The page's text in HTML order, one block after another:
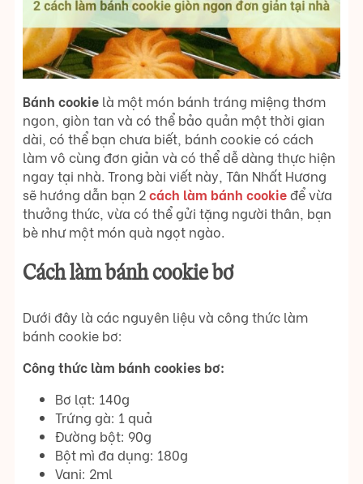
Bánh cookie là một món bánh tráng miệng thơm
ngon, giòn tan và có thể bảo quản một thời gian
dài, có thể bạn chưa biết, bánh cookie có cách
làm vô cùng đơn giản và có thể dễ dàng thực hiện
ngay tại nhà. Trong bài viết này, Tân Nhất Hương
sẽ hướng dẫn bạn 2cách làm bánh cookieđể vừa
thưởng thức, vừa có thể gửi tặng người thân, bạn
bè như một món quà ngọt ngào.
Cách làm bánh cookie bơ
Dưới đây là các nguyên liệu và công thức làm
bánh cookie bơ:
Công thức làm bánh cookies bơ:
Bơ lạt: 140g
Trứng gà: 1 quả
Đường bột: 90g
Bột mì đa dụng: 180g
Vani: 2ml